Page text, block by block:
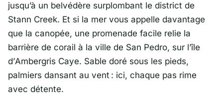
jusqu’à un belvédère surplombant le district de
Stann Creek. Et si la mer vous appelle davantage
que la canopée, une promenade facile relie la
barrière de corail à la ville de San Pedro, sur l’île
d’Ambergris Caye. Sable doré sous les pieds,
palmiers dansant au vent : ici, chaque pas rime
avec détente.